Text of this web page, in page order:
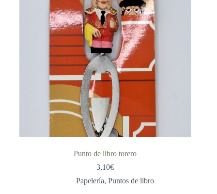
Punto de libro torero
3,10€
Papelería, Puntos de libro